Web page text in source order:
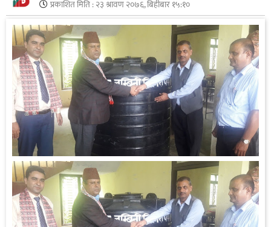
प्रकाशित मिति :२३ श्रावण २०७६, बिहीबार १५:१०